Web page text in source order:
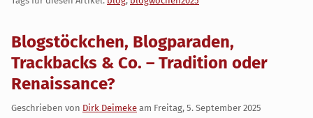
Blogstöckchen, Blogparaden,
Trackbacks & Co. – Tradition oder
Renaissance?
Geschrieben von Dirk Deimeke am Freitag, 5. September 2025